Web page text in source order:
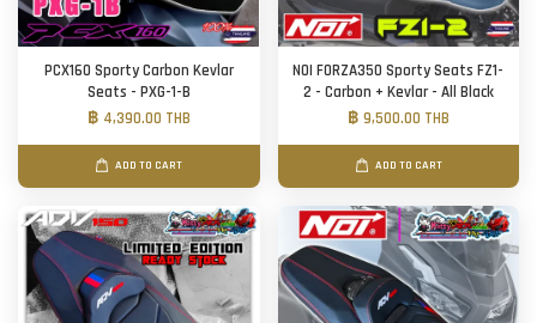
PCX160 Sporty Carbon Kevlar
Seats - PXG-1-B
฿ 4,390.00 THB
ADD TO CART
NOI FORZA350 Sporty Seats FZ1-
2 - Carbon + Kevlar - All Black
฿ 9,500.00 THB
ADD TO CART